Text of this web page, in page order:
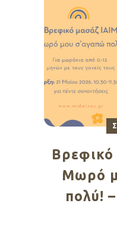
Μωρό
πολύ!